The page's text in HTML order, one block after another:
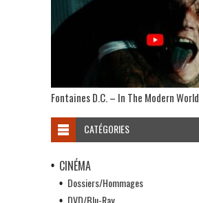
Fontaines D.C. – In The Modern World
CATÉGORIES
CINÉMA
Dossiers/Hommages
DVD/Blu-Ray